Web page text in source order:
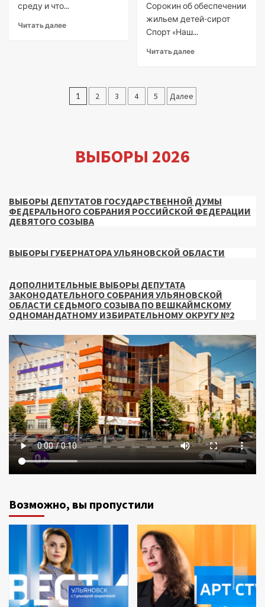
среду и что...
Читать далее
Сорокин об обеспечении
жильем детей-сирот
Спорт «Наш...
Читать далее
Пагинация
1 2 3 4 5 Далее
ВЫБОРЫ 2026
ВЫБОРЫ ДЕПУТАТОВ ГОСУДАРСТВЕННОЙ ДУМЫ
ФЕДЕРАЛЬНОГО СОБРАНИЯ РОССИЙСКОЙ ФЕДЕРАЦИИ
ДЕВЯТОГО СОЗЫВА
ВЫБОРЫ ГУБЕРНАТОРА УЛЬЯНОВСКОЙ ОБЛАСТИ
ДОПОЛНИТЕЛЬНЫЕ ВЫБОРЫ ДЕПУТАТА
ЗАКОНОДАТЕЛЬНОГО СОБРАНИЯ УЛЬЯНОВСКОЙ
ОБЛАСТИ СЕДЬМОГО СОЗЫВА ПО ВЕШКАЙМСКОМУ
ОДНОМАНДАТНОМУ ИЗБИРАТЕЛЬНОМУ ОКРУГУ №2
Возможно, вы пропустили